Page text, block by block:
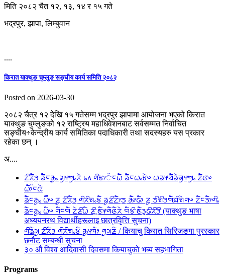
मिति २०८२ चैत १२, १३, १४ र १५ गते
भद्रपुर, झापा, लिम्बुवान
....
किरात याक्थुङ चुम्लुङ सङ्घीय कार्य समिति २०८२
Posted on 2026-03-30
२०८२ चैत्र १२ देखि १५ गतेसम्म भद्रपुर झापामा आयोजना भएको किरात
याक्थुङ चुम्लुङको १२ राष्ट्रिय महाधिवेशनबाट सर्वसम्मत निर्वाचित
सङ्घीय÷केन्द्रीय कार्य समितिका पदाधिकारी तथा सदस्यहरु यस प्रकार
रहेका छन् ।
अ....
ᤁᤡᤖᤠᤋ᤻ ᤕᤠᤠᤰᤌᤢᤱ ᤆᤢᤶᤗᤢᤱᤖᤧ ᥇᥈ ᤛᤡᤃᤣ᤺ᤰᤐᤠ ᤕᤠᤰᤐᤱᤃᤧᤴ ᤐᤕᤶᤔᤠᤕᤧᤈᤢᤶᤗᤢᤱ ᤏᤠᤜᤴ
ᤐᤥ᤺ᤰᤂᤧ
ᤕᤠᤠᤰᤌᤢᤱ ᤐᤠ᤺ᤴ ᤏᤢ ᤁᤡᤖᤠᤋ᤻ ᤛᤡᤖᤡᤈᤱᤃᤠ ᤕᤢᤏᤡᤁᤥᤍ᤻ ᤌᤥᤒᤥ ᤏᤢ ᤍᤡᤈᤡᤋᤗᤠᤀᤡᤈᤧᤛᤴ ᤁᤠᤰᤋᤥᤛᤡᤱ
ᤕᤠᤰᤌᤢᤱ ᤐᤠᤴ ᤛᤠᤰᤗᤠ ᤁᤧᤏᤡᤐᤠ ᤏᤡᤳᤇᤠᤶᤛᤠᤜᤠᤖᤧ ᤗᤠᤃᤡ ᤇᤠᤋᤪᤒᤡᤖᤡᤋᤡ (याक्थुङ भाषा
अध्ययनरथ विद्यार्थीहरूलाइ छात्रवृित्ति सुचना)
ᤛᤡᤕᤠᤆᤢ ᤁᤡᤖᤠᤋ ᤛᤡᤖᤡᤈᤱᤃᤠ ᤌᤢᤶᤄᤥ ᤛᤢᤆᤏᤠ / कियाचु किरात सिरिजङगा पुरस्कार
छनाैट सम्बन्धी सुचना
३० औं विश्व आदिवासी दिवसमा कियाचुकाे भब्य सहभागिता
Programs